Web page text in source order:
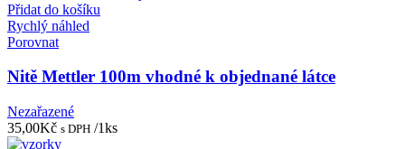
Přidat do košíku
Rychlý náhled
Porovnat
Nitě Mettler 100m vhodné k objednané látce
Nezařazené
35,00Kč s DPH /1ks